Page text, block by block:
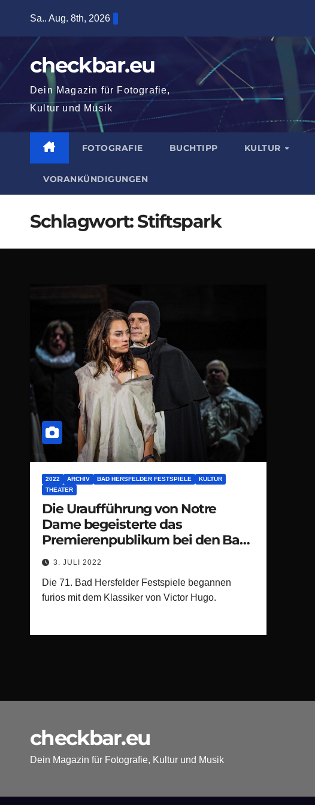
springen
Sa.. Aug. 8th, 2026
checkbar.eu
Dein Magazin für Fotografie,
Kultur und Musik
FOTOGRAFIE BUCHTIPP KULTUR
VORANKÜNDIGUNGEN
Schlagwort:Stiftspark
2022 ARCHIV BAD HERSFELDER FESTSPIELE
KULTUR
THEATER
Die Uraufführung von Notre
Dame begeisterte das
Premierenpublikum bei den Bad
Hersfelder Festspielen
3. JULI 2022
Die 71. Bad Hersfelder Festspiele begannen
furios mit dem Klassiker von Victor Hugo.
checkbar.eu
Dein Magazin für Fotografie, Kultur und Musik